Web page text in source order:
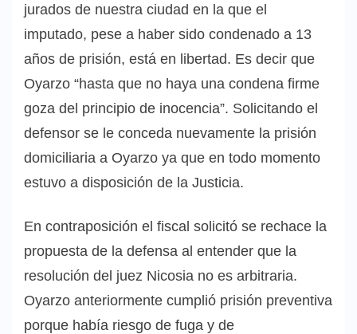
jurados de nuestra ciudad en la que el
imputado, pese a haber sido condenado a 13
años de prisión, está en libertad. Es decir que
Oyarzo “hasta que no haya una condena firme
goza del principio de inocencia”. Solicitando el
defensor se le conceda nuevamente la prisión
domiciliaria a Oyarzo ya que en todo momento
estuvo a disposición de la Justicia.
En contraposición el fiscal solicitó se rechace la
propuesta de la defensa al entender que la
resolución del juez Nicosia no es arbitraria.
Oyarzo anteriormente cumplió prisión preventiva
porque había riesgo de fuga y de